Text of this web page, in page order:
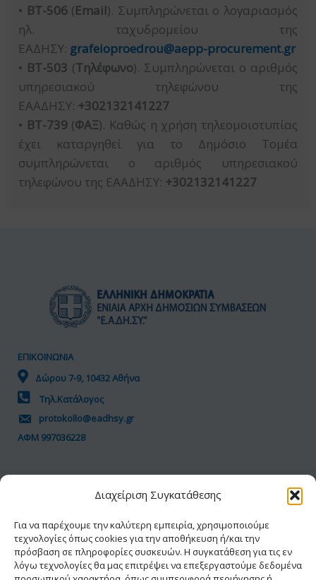
Διαχείριση Συγκατάθεσης
Για να παρέχουμε την καλύτερη εμπειρία, χρησιμοποιούμε
τεχνολογίες όπως cookies για την αποθήκευση ή/και την
πρόσβαση σε πληροφορίες συσκευών. Η συγκατάθεση για τις εν
λόγω τεχνολογίες θα μας επιτρέψει να επεξεργαστούμε δεδομένα
• BT-506(Email). Συμπληρώνεται ο λογαριασμός
ηλ. ταχυδρομείου της
ΕΑΔΗΣΥ: grafeioproedrou@aepp-procurement.gr
• BT-503 (Τηλέφωνο). Συμπληρώνεται ο αριθμός
υπηρεσιακού τηλεφώνου της
ΕΑΑΔΗΣΥ: +302132141227
• BT-739(ΦΑΞ). Καθώς η χρήση τηλεομοιοτυπίας
έχει καταργηθεί για το Δημόσιο Τομέα
συμπληρώνεται ο αριθμός υπηρεσιακού
τηλεφώνου της ΕΑΑΔΗΣΥ: +302132141227
ΕΠΙΚΟΙΝΩΝΙΑ
Δώρου 7-9, 10432 Αθήνα
Τηλ.Κατάλογος
protokollo@eadhsy.gr
ΑΦΜ 997036228
Προσωπικά Δεδομένα
Πολιτική Cookies
Δήλωση Προσβασιμότητας